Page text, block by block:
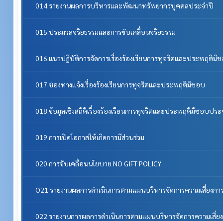
014.รายงานผลการบริหารและพัฒนาทรัพยากรบุคคลประจําปี
015.ประมวลจริยธรรมและการขับเคลื่อนจริยธรรม
016.แนวปฏิบัติการจัดการเรื่องร้องเรียนการทุจริตและประพฤติมิ
017.ช่องทางแจ้งเรื่องร้องเรียนการทุจริตและประพฤติมิชอบ
018.ข้อมูลเชิงสถิติเรื่องร้องเรียนการทุจริตและประพฤติมิชอบปร
019.การเปิดโอกาสให้เกิดการมีส่วนร่วม
020.การขับเคลื่อนนโยบาย NO GIFT POLICY
O21 รายงานผลการดำเนินการตามแผนบริหารจัดการความเสี่ยงก
022.รายงานการผลการดำเนินการตามแผนบริหารจัดการความเสี่